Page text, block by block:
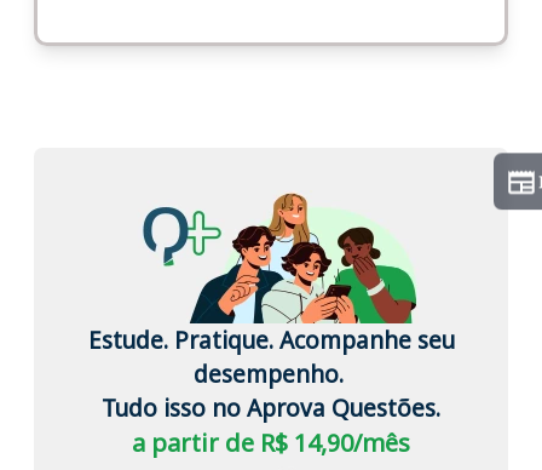
Estude. Pratique. Acompanhe seu
desempenho.
Tudo isso no Aprova Questões.
a partir de R$ 14,90/mês